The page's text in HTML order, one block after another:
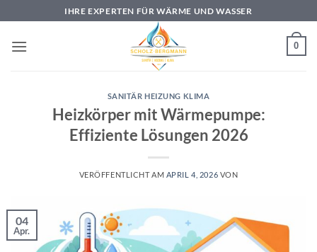
Inhalt
springen
IHRE EXPERTEN FÜR WÄRME UND WASSER
0
SANITÄR HEIZUNG KLIMA
Heizkörper mit Wärmepumpe:
Effiziente Lösungen 2026
VERÖFFENTLICHT AM APRIL 4, 2026 VON
04
Apr.